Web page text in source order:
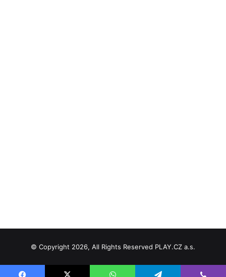
© Copyright 2026, All Rights Reserved PLAY.CZ a.s.